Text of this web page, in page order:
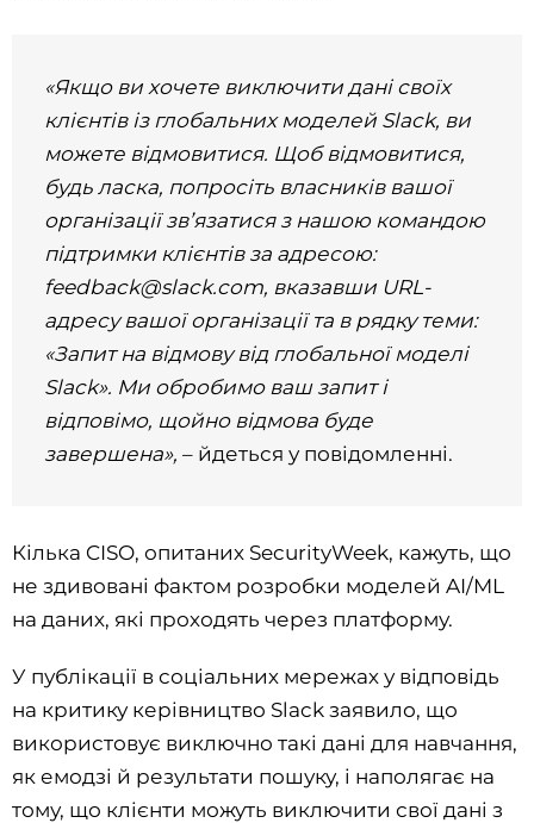
«Якщо ви хочете виключити дані своїх
клієнтів із глобальних моделей Slack, ви
можете відмовитися. Щоб відмовитися,
будь ласка, попросіть власників вашої
організації зв’язатися з нашою командою
підтримки клієнтів за адресою:
feedback@slack.com, вказавши URL-
адресу вашої організації та в рядку теми:
«Запит на відмову від глобальної моделі
Slack». Ми обробимо ваш запит і
відповімо, щойно відмова буде
завершена», – йдеться у повідомленні.
Кілька CISO, опитаних SecurityWeek, кажуть, що
не здивовані фактом розробки моделей AI/ML
на даних, які проходять через платформу.
У публікації в соціальних мережах у відповідь
на критику керівництво Slack заявило, що
використовує виключно такі дані для навчання,
як емодзі й результати пошуку, і наполягає на
тому, що клієнти можуть виключити свої дані з